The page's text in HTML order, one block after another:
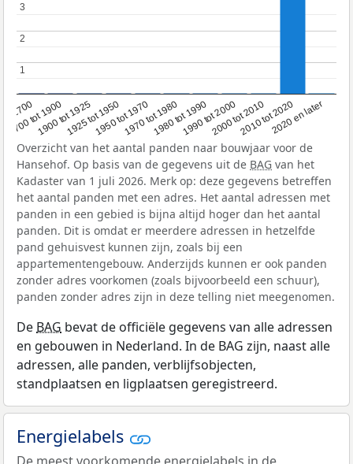
1700
1700 tot 1900
1900 tot 19251925 tot 19501950 tot 19701970 tot 19801980 tot 19901990 tot 20002000 tot 20102010 tot 20202020 en later
1
1
2
2
3
3
Overzicht van het aantal panden naar bouwjaar voor de
Hansehof. Op basis van de gegevens uit de BAG van het
Kadaster van 1 juli 2026. Merk op: deze gegevens betreffen
het aantal panden met een adres. Het aantal adressen met
panden in een gebied is bijna altijd hoger dan het aantal
panden. Dit is omdat er meerdere adressen in hetzelfde
pand gehuisvest kunnen zijn, zoals bij een
appartementengebouw. Anderzijds kunnen er ook panden
zonder adres voorkomen (zoals bijvoorbeeld een schuur),
panden zonder adres zijn in deze telling niet meegenomen.
De BAG bevat de officiële gegevens van alle adressen
en gebouwen in Nederland. In de BAG zijn, naast alle
adressen, alle panden, verblijfsobjecten,
standplaatsen en ligplaatsen geregistreerd.
Energielabels